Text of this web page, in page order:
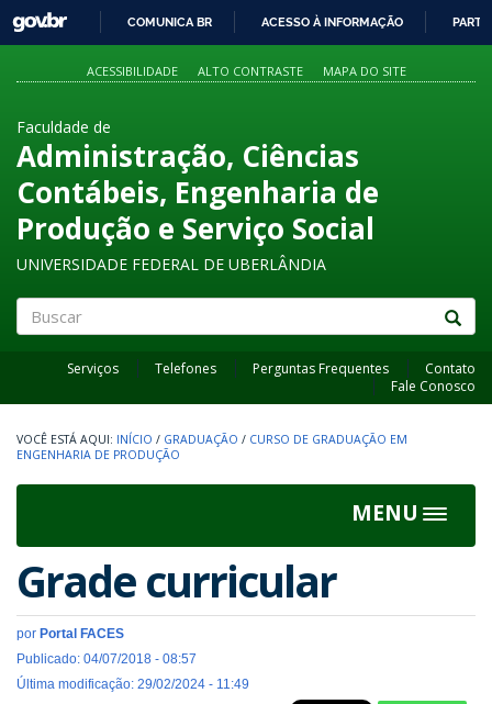
PARA
O
GOVBR
COMUNICA BR ACESSO À INFORMAÇÃO
ACESSIBILIDADE ALTO CONTRASTE MAPA DO SITE
Faculdade de
Administração, Ciências
Contábeis, Engenharia de
Produção e Serviço Social
UNIVERSIDADE FEDERAL DE UBERLÂNDIA
Serviços Telefones Perguntas Frequentes
Contato
Fale Conosco
INÍCIO / GRADUAÇÃO / CURSO DE GRADUAÇÃO EM
ENGENHARIA DE PRODUÇÃO
MENU
Toggle
Grade curricular
por Portal FACES
Publicado: 04/07/2018 - 08:57
Última modificação: 29/02/2024 - 11:49